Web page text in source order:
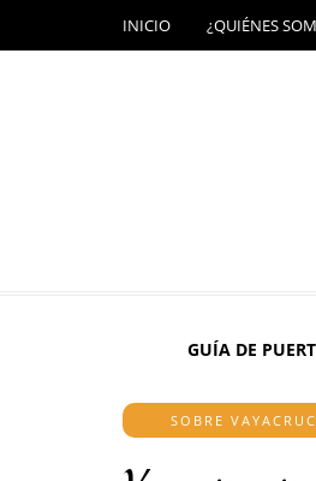
INICIO ¿QUIÉNES
GUÍA DE
SOBRE